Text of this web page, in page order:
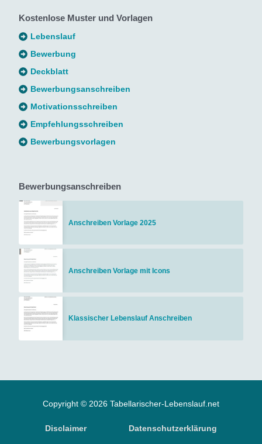
Kostenlose Muster und Vorlagen
Lebenslauf
Bewerbung
Deckblatt
Bewerbungsanschreiben
Motivationsschreiben
Empfehlungsschreiben
Bewerbungsvorlagen
Bewerbungsanschreiben
Anschreiben Vorlage 2025
Anschreiben Vorlage mit Icons
Klassischer Lebenslauf Anschreiben
Copyright © 2026 Tabellarischer-Lebenslauf.net
Disclaimer Datenschutzerklärung